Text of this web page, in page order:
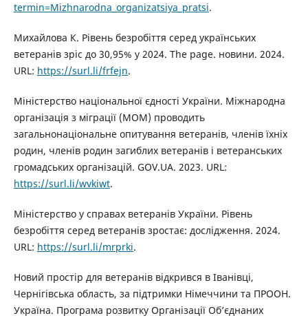
termin=Mizhnarodna_organizatsiya_pratsi.
Михайлова К. Рівень безробіття серед українських
ветеранів зріс до 30,95% у 2024. The page. новини. 2024.
URL: https://surl.li/frfejn.
Міністерство національної єдності України. Міжнародна
організація з міграції (MOM) проводить
загальнонаціональне опитування ветеранів, членів їхніх
родин, членів родин загиблих ветеранів і ветеранських
громадських організацій. GOV.UA. 2023. URL:
https://surl.li/wvkiwt.
Міністерство у справах ветеранів України. Рівень
безробіття серед ветеранів зростає: дослідження. 2024.
URL: https://surl.li/mrprki.
Новий простір для ветеранів відкрився в Іванівці,
Чернігівська область, за підтримки Німеччини та ПРООН.
Україна. Програма розвитку Організації Об’єднаних